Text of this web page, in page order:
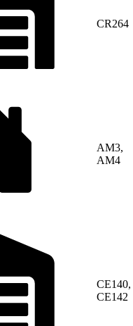
CR264
AM3,
AM4
CE140,
CE142